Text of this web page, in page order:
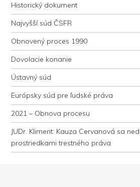
Historický dokument
Najvyšší súd ČSFR
Obnovený proces 1990
Dovolacie konanie
Ústavný súd
Európsky súd pre ľudské práva
2021 – Obnova procesu
JUDr. Kliment: Kauza Cervanová sa
prostriedkami trestného práva